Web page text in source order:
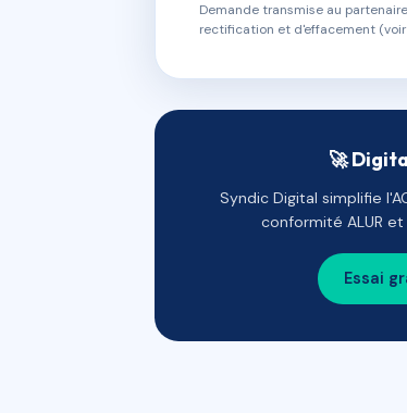
Demande transmise au
rectification et d'effacement
🚀
Syndic Digital simplifie
conformité ALUR
Essai